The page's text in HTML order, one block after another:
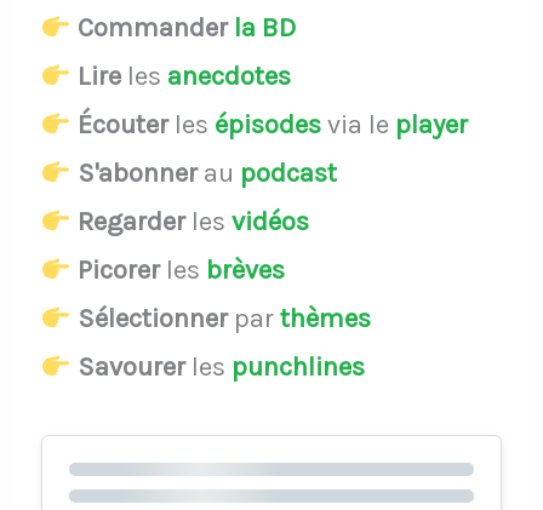
Commander la BD
Lireles anecdotes
Écouterles épisodesvia le player
S'abonnerau podcast
Regarderles vidéos
Picorerles brèves
Sélectionnerparthèmes
Savourerles punchlines